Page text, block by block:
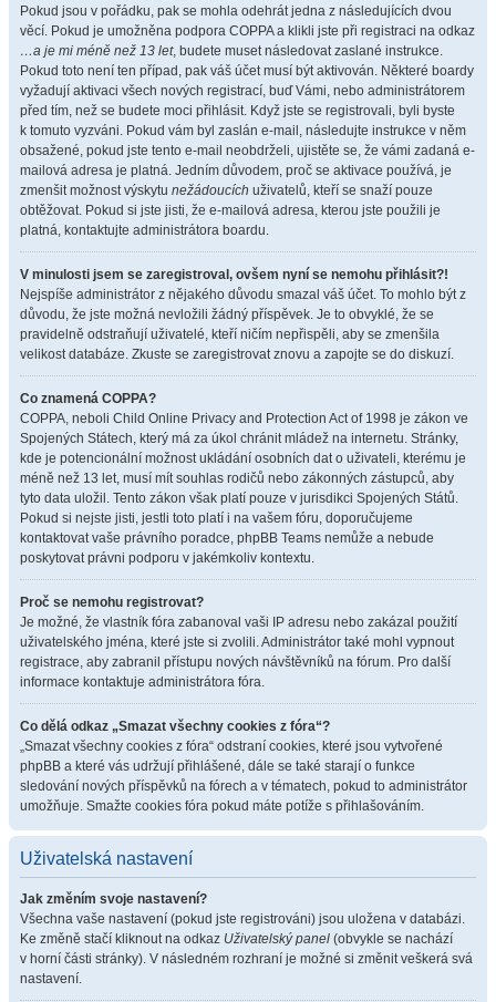
Pokud jsou v pořádku, pak se mohla odehrát jedna z následujících dvou
věcí. Pokud je umožněna podpora COPPA a klikli jste při registraci na odkaz
…a je mi méně než 13 let, budete muset následovat zaslané instrukce.
Pokud toto není ten případ, pak váš účet musí být aktivován. Některé boardy
vyžadují aktivaci všech nových registrací, buď Vámi, nebo administrátorem
před tím, než se budete moci přihlásit. Když jste se registrovali, byli byste
k tomuto vyzváni. Pokud vám byl zaslán e-mail, následujte instrukce v něm
obsažené, pokud jste tento e-mail neobdrželi, ujistěte se, že vámi zadaná e-
mailová adresa je platná. Jedním důvodem, proč se aktivace používá, je
zmenšit možnost výskytu nežádoucích uživatelů, kteří se snaží pouze
obtěžovat. Pokud si jste jisti, že e-mailová adresa, kterou jste použili je
platná, kontaktujte administrátora boardu.
V minulosti jsem se zaregistroval, ovšem nyní se nemohu přihlásit?!
Nejspíše administrátor z nějakého důvodu smazal váš účet. To mohlo být z
důvodu, že jste možná nevložili žádný příspěvek. Je to obvyklé, že se
pravidelně odstraňují uživatelé, kteří ničím nepřispěli, aby se zmenšila
velikost databáze. Zkuste se zaregistrovat znovu a zapojte se do diskuzí.
Co znamená COPPA?
COPPA, neboli Child Online Privacy and Protection Act of 1998 je zákon ve
Spojených Státech, který má za úkol chránit mládež na internetu. Stránky,
kde je potencionální možnost ukládání osobních dat o uživateli, kterému je
méně než 13 let, musí mít souhlas rodičů nebo zákonných zástupců, aby
tyto data uložil. Tento zákon však platí pouze v jurisdikci Spojených Států.
Pokud si nejste jisti, jestli toto platí i na vašem fóru, doporučujeme
kontaktovat vaše právního poradce, phpBB Teams nemůže a nebude
poskytovat právni podporu v jakémkoliv kontextu.
Proč se nemohu registrovat?
Je možné, že vlastník fóra zabanoval vaši IP adresu nebo zakázal použití
uživatelského jména, které jste si zvolili. Administrátor také mohl vypnout
registrace, aby zabranil přístupu nových návštěvníků na fórum. Pro další
informace kontaktuje administrátora fóra.
Co dělá odkaz „Smazat všechny cookies z fóra“?
„Smazat všechny cookies z fóra“ odstraní cookies, které jsou vytvořené
phpBB a které vás udržují přihlášené, dále se také starají o funkce
sledování nových příspěvků na fórech a v tématech, pokud to administrátor
umožňuje. Smažte cookies fóra pokud máte potíže s přihlašováním.
Uživatelská nastavení
Jak změním svoje nastavení?
Všechna vaše nastavení (pokud jste registrováni) jsou uložena v databázi.
Ke změně stačí kliknout na odkaz Uživatelský panel (obvykle se nachází
v horní části stránky). V následném rozhraní je možné si změnit veškerá svá
nastavení.